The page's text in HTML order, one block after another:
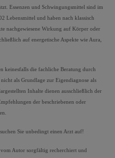
Essenzen und Schwingungsmittel sind im
Lebensmittel und haben nach klassisch
nachgewiesene Wirkung auf Körper oder
auf energetische Aspekte wie Aura,
keinesfalls die fachliche Beratung durch
als Grundlage zur Eigendiagnose als
Inhalte dienen ausschließlich der
der beschriebenen oder
Sie unbedingt einen Arzt auf!
Autor sorgfältig recherchiert und